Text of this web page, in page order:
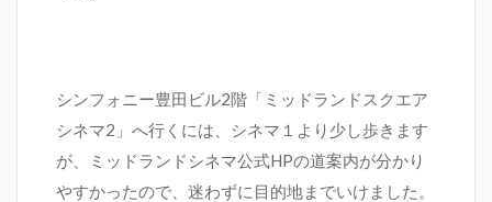
シンフォニー豊田ビル2階 「ミッドランドスクエア
シネマ2」へ行くには、 シネマ１より 少し歩きます
が、ミッドランドシネマ公式HPの道案内が分かり
やすかったので、迷わずに目的地までいけました。